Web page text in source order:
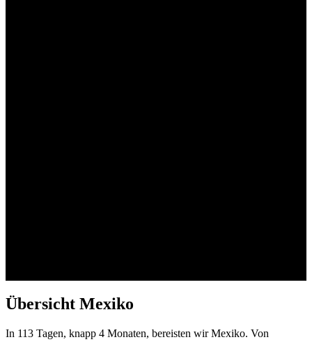
Übersicht Mexiko
In 113 Tagen, knapp 4 Monaten, bereisten wir Mexiko. Von